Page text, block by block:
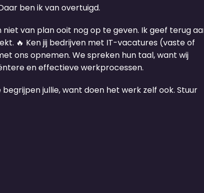
ben ik van overtuigd.
van plan ooit nog op te geven. Ik geef terug
🔥 Ken jij bedrijven met IT-vacatures (vaste of
ons opnemen. We spreken hun taal, want wij
en effectieve werkprocessen.
jullie, want doen het werk zelf ook. Stuur